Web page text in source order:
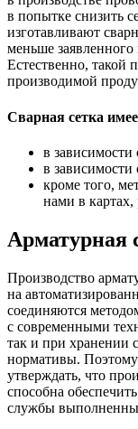
в попытке снизить
изготавливают
меньше
Естественно, такой
производимой
Сварная сетка
в зависимости
в зависимости
кроме того,
нами в картах,
Арматурная
Производство
на
соединяются
с современными
так и при хранении
нормативы.
утверждать, что
способна
службы